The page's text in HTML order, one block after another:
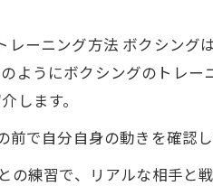
レーニング方法 ボクシン
ようにボクシングのトレ
します。
前で自分自身の動きを確認
の練習で、リアルな相手と